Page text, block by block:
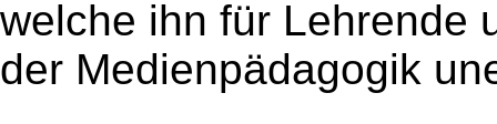
welche ihn für Lehrende
der Medienpädagogik